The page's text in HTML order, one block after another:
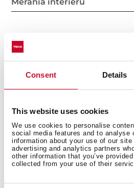
Consent Details
This website uses cookies
We use cookies to personalise
social media features and to analyse
information about your use of our site
advertising and analytics partners
other information that you’ve
collected from your use of their
Zvláštne vlastnosti
Elektrické pripojenie